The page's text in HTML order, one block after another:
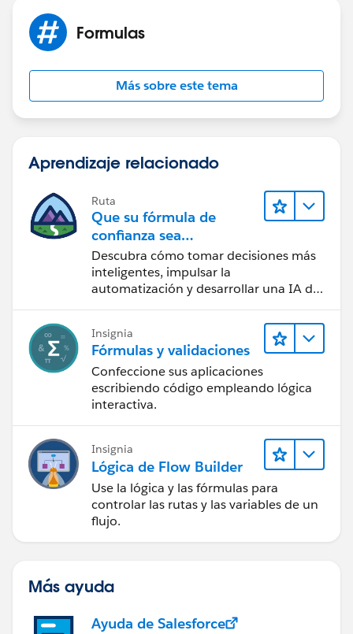
Formulas
Más sobre este tema
Aprendizaje relacionado
Ruta
Que su fórmula de
confianza sea
CRM + IA + Datos
Descubra cómo tomar decisiones más
inteligentes, impulsar la
automatización y desarrollar una IA de
Salesforce.
Insignia
Fórmulas y validaciones
Confeccione sus aplicaciones
escribiendo código empleando lógica
interactiva.
Insignia
Lógica de Flow Builder
Use la lógica y las fórmulas para
controlar las rutas y las variables de un
flujo.
Más ayuda
Ayuda de Salesforce